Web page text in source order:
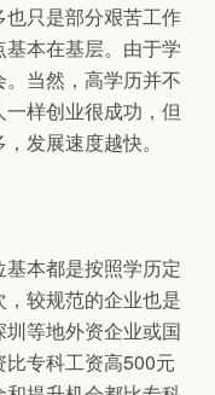
只是部分艰苦工作
本在基层。由于学
当然，高学历并不
样创业很成功，但
发展速度越快。
本都是按照学历定
较规范的企业也是
等地外资企业或国
专科工资高500元